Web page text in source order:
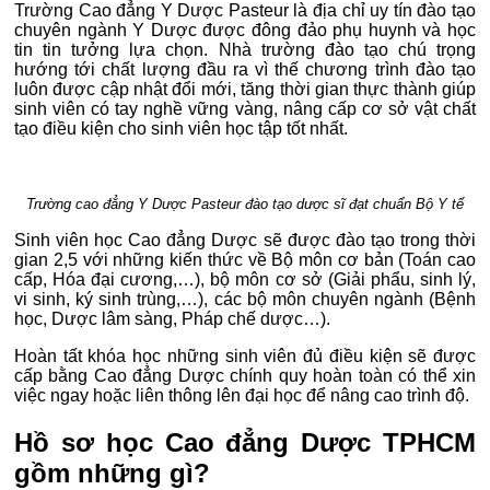
Trường Cao đẳng Y Dược Pasteur là địa chỉ uy tín đào tạo
chuyên ngành Y Dược được đông đảo phụ huynh và học
tin tin tưởng lựa chọn. Nhà trường đào tạo chú trọng
hướng tới chất lượng đầu ra vì thế chương trình đào tạo
luôn được cập nhật đổi mới, tăng thời gian thực thành giúp
sinh viên có tay nghề vững vàng, nâng cấp cơ sở vật chất
tạo điều kiện cho sinh viên học tập tốt nhất.
Trường cao đẳng Y Dược Pasteur đào tạo dược sĩ đạt chuẩn Bộ Y tế
Sinh viên học Cao đẳng Dược sẽ được đào tạo trong thời
gian 2,5 với những kiến thức về Bộ môn cơ bản (Toán cao
cấp, Hóa đại cương,…), bộ môn cơ sở (Giải phẩu, sinh lý,
vi sinh, ký sinh trùng,…), các bộ môn chuyên ngành (Bệnh
học, Dược lâm sàng, Pháp chế dược…).
Hoàn tất khóa học những sinh viên đủ điều kiện sẽ được
cấp bằng Cao đẳng Dược chính quy hoàn toàn có thể xin
việc ngay hoặc liên thông lên đại học để nâng cao trình độ.
Hồ sơ học Cao đẳng Dược TPHCM
gồm những gì?